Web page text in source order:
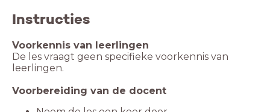
Instructies
De les vraagt geen specifieke voorkennis van
leerlingen.